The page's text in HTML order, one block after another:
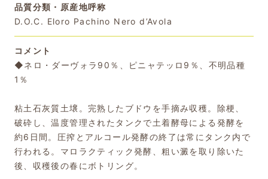
品質分類・原産地呼称
D.O.C. Eloro Pachino Nero d’Avola
コメント
◆ネロ・ダーヴォラ90％、ピニャテッロ9％、不明品種
1％
粘土石灰質土壌。完熟したブドウを手摘み収穫。除梗、
破砕し、温度管理されたタンクで土着酵母による発酵を
約6日間。圧搾とアルコール発酵の終了は常にタンク内で
行われる。マロラクティック発酵、粗い澱を取り除いた
後、収穫後の春にボトリング。